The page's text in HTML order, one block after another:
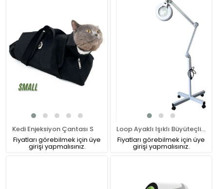
Kedi Enjeksiyon Çantası S
Fiyatları görebilmek için üye
girişi yapmalısınız.
Loop Ayaklı Işıklı Büyüteçli Led Işık
Fiyatları görebilmek için üye
girişi yapmalısınız.